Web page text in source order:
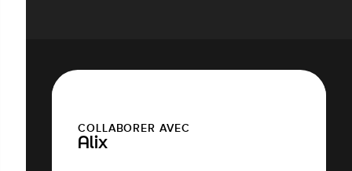
COLLABORER AVEC
Alix